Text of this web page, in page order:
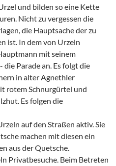
und bilden so eine Kette
Nicht zu vergessen die
die Hauptsache der zu
ist. In dem von Urzeln
mit seinem
Parade an. Es folgt die
in alter Agnethler
rotem Schnurgürtel und
Es folgen die
auf den Straßen aktiv. Sie
machen mit diesen ein
aus der Quetsche.
Privatbesuche. Beim Betreten